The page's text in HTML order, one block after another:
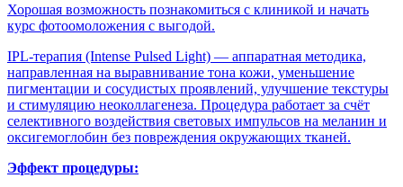
Хорошая возможность познакомиться с клиникой и начать
курс фотоомоложения с выгодой.
IPL-терапия (Intense Pulsed Light) — аппаратная методика,
направленная на выравнивание тона кожи, уменьшение
пигментации и сосудистых проявлений, улучшение текстуры
и стимуляцию неоколлагенеза. Процедура работает за счёт
селективного воздействия световых импульсов на меланин и
оксигемоглобин без повреждения окружающих тканей.
Эффект процедуры: